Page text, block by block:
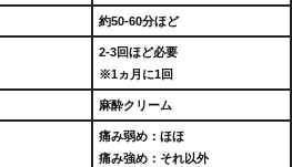
約50-60分ほど
2-3回ほど必要
※1ヵ月に1回
麻酔クリーム
痛み弱め：ほほ
痛み強め：それ以外